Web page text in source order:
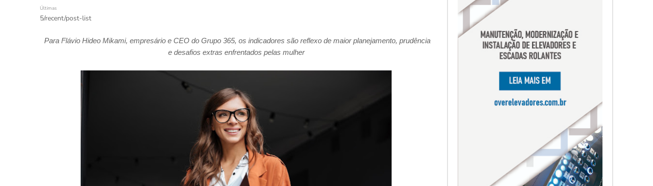
Últimas
5/recent/post-list
Para Flávio Hideo Mikami, empresário e CEO do Grupo 365, os indicadores são reflexo de maior planejamento, prudência
e desafios extras enfrentados pelas mulher